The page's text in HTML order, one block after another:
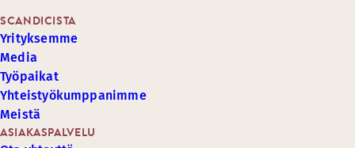
ASIAKASPALVELU
SCANDICISTA
Yrityksemme
Media
Työpaikat
Yhteistyökumppanimme
Meistä